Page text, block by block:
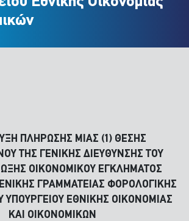
ΠΛΗΡΩΣΗΣ ΜΙΑΣ (1) ΘΕΣΗΣ
ΤΗΣ ΓΕΝΙΚΗΣ ΔΙΕΥΘΥΝΣΗΣ ΤΟΥ
ΟΙΚΟΝΟΜΙΚΟΥ ΕΓΚΛΗΜΑΤΟΣ
ΓΡΑΜΜΑΤΕΙΑΣ ΦΟΡΟΛΟΓΙΚΗΣ
ΥΠΟΥΡΓΕΙΟΥ ΕΘΝΙΚΗΣ ΟΙΚΟΝΟΜΙΑΣ
ΚΑΙ ΟΙΚΟΝΟΜΙΚΩΝ